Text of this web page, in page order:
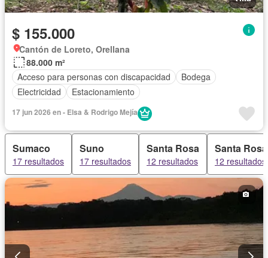
$ 155.000
Cantón de Loreto, Orellana
88.000 m²
Acceso para personas con discapacidad
Bodega
Electricidad
Estacionamiento
17 jun 2026 en - Elsa & Rodrigo Mejía
Sumaco
17 resultados
Suno
17 resultados
Santa Rosa
12 resultados
Santa
12 resultados